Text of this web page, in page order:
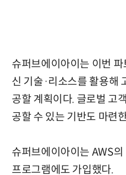
슈퍼브에이아이는 이번
신 기술·리소스를 활용해
공할 계획이다. 글로벌 고
공할 수 있는 기반도 마련
슈퍼브에이아이는 AWS
프로그램에도 가입했다.